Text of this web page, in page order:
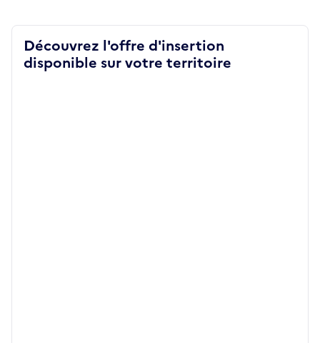
Découvrez l'offre d'insertion
disponible sur votre territoire